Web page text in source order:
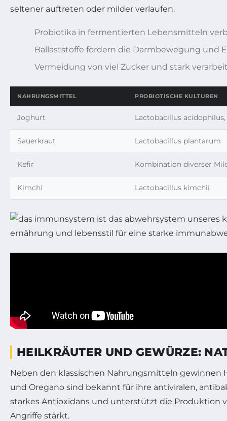
seltener auftreten oder milder verlaufen.
Probiotika in fermentierten Lebensmitteln
Ballaststoffe fördern die Darmbewegung und
Vermeidung von viel Zucker und stark
NAHRUNGSMITTEL PROBIOTISCHE KULTUREN
Joghurt Lactobacillus
Sauerkraut Lactobacillus plantarum
Kefir Kombination diverser
Kimchi Lactobacillus kimchii
HEILKRÄUTER UND GEWÜRZE:
Neben den klassischen Nahrungsmitteln gewinnen
und Oregano sind bekannt für ihre antiviralen,
starkes Antioxidans und unterstützt die Produktion
Angriffe stärkt.